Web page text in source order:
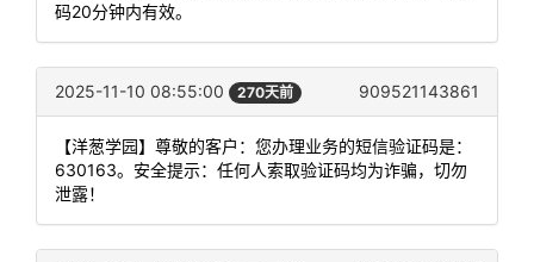
码20分钟内有效。
2025-11-10 08:55:00 270天前 909521143861
【洋葱学园】尊敬的客户：您办理业务的短信验证码是：
630163。安全提示：任何人索取验证码均为诈骗，切勿
泄露！